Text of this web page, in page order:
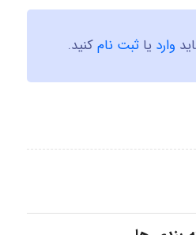
وارد یا ثبت نامکنید.